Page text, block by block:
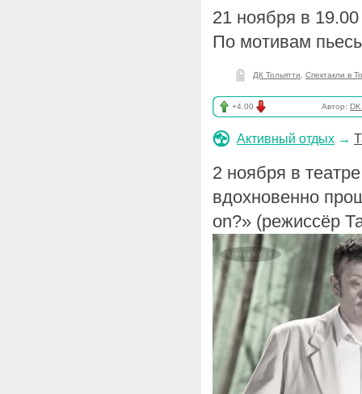
21 ноября в 19.00
По мотивам
ДК Тольятти Спектакли в
+4.00 Автор:
Активный отдых →
2 ноября в
вдохновенно
on?» (режиссёр